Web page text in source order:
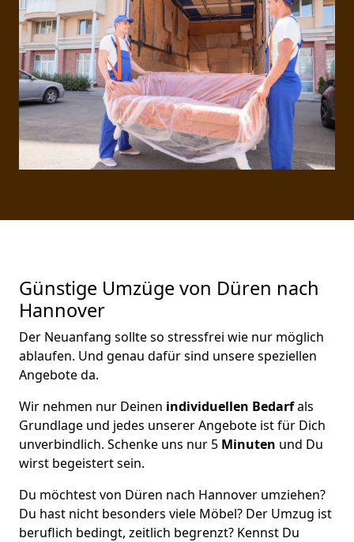
Günstige Umzüge von Düren nach
Hannover
Der Neuanfang sollte so stressfrei wie nur möglich
ablaufen. Und genau dafür sind unsere speziellen
Angebote da.
Wir nehmen nur Deinen individuellen Bedarfals
Grundlage und jedes unserer Angebote ist für Dich
unverbindlich. Schenke uns nur 5 Minuten und Du
wirst begeistert sein.
Du möchtest von Düren nach Hannover umziehen?
Du hast nicht besonders viele Möbel? Der Umzug ist
beruflich bedingt, zeitlich begrenzt? Kennst Du